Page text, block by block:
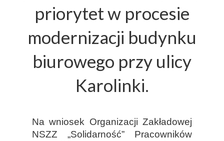
priorytet w procesie
modernizacji budynku
biurowego przy ulicy
Karolinki.
Na wniosek Organizacji Zakładowej
NSZZ „Solidarność” Pracowników